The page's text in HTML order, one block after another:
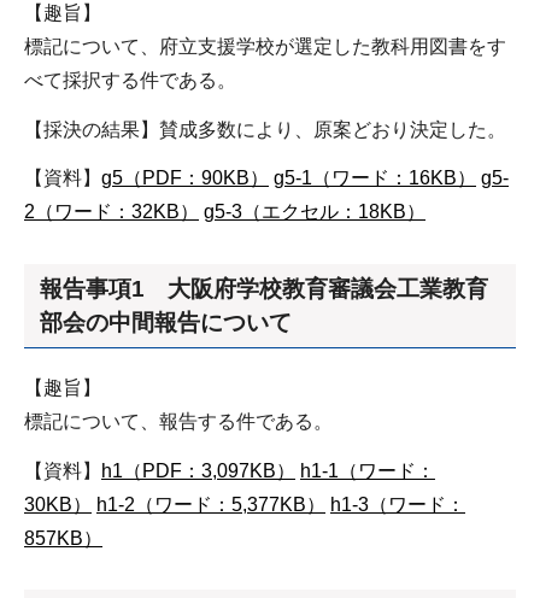
【趣旨】
標記について、府立支援学校が選定した教科用図書をす
べて採択する件である。
【採決の結果】賛成多数により、原案どおり決定した。
【資料】 g5（PDF：90KB） g5-1（ワード：16KB）
g5-
2（ワード：32KB）
g5-3（エクセル：18KB）
報告事項1 大阪府学校教育審議会工業教育
部会の中間報告について
【趣旨】
標記について、報告する件である。
【資料】 h1（PDF：3,097KB）
h1-1（ワード：
30KB）
h1-2（ワード：5,377KB）
h1-3（ワード：
857KB）